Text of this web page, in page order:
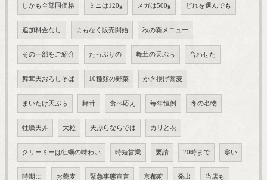
しかも全部同価格 ミニは120g メガは500g どれを選んでも
追加料金なし まもなく販売開始 秋の新メニュー
その一部をご紹介 たっぷりの 舞茸の天ぷら 合わせた
舞茸天おろしそば 10種類の野菜 かき揚げ蕎麦
まいたけ天ぷら 舞茸 食べ応え 毎年恒例 冬の名物
牡蠣天丼 大粒 天ぷらならでは カリと衣
クリーミーは牡蠣の味わい 時短営業 要請 20時まで 寒い
時期に お蕎麦 緊急事態宣言 京都府 発出 当店も